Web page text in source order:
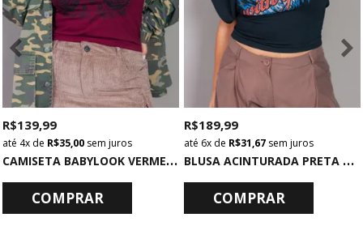
C
AMISETA BABYLOOK VERMELHA LOVE DREAMS
R$ 139,99
4x de R$ 35,00 sem juros
COMPRAR
B
LUSA ACINTURADA PRETA PERMISSION
R$ 189,99
6x de R$ 31,67 sem juros
COMPRAR